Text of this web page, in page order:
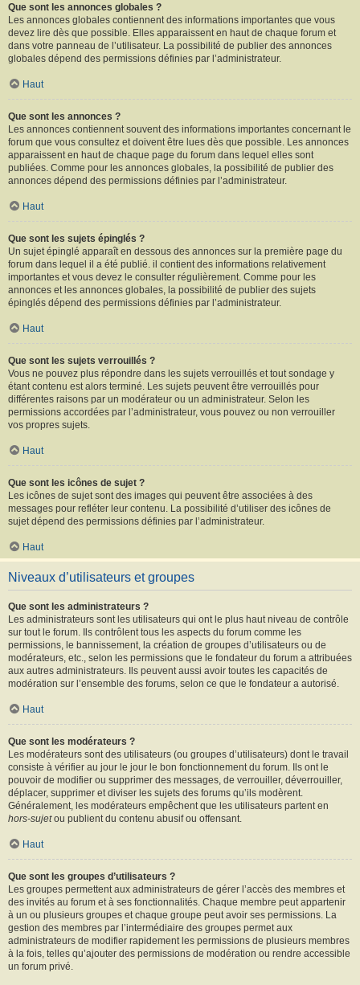
Que sont les annonces globales ?
Les annonces globales contiennent des informations importantes que vous
devez lire dès que possible. Elles apparaissent en haut de chaque forum et
dans votre panneau de l’utilisateur. La possibilité de publier des annonces
globales dépend des permissions définies par l’administrateur.
Haut
Que sont les annonces ?
Les annonces contiennent souvent des informations importantes concernant le
forum que vous consultez et doivent être lues dès que possible. Les annonces
apparaissent en haut de chaque page du forum dans lequel elles sont
publiées. Comme pour les annonces globales, la possibilité de publier des
annonces dépend des permissions définies par l’administrateur.
Haut
Que sont les sujets épinglés ?
Un sujet épinglé apparaît en dessous des annonces sur la première page du
forum dans lequel il a été publié. il contient des informations relativement
importantes et vous devez le consulter régulièrement. Comme pour les
annonces et les annonces globales, la possibilité de publier des sujets
épinglés dépend des permissions définies par l’administrateur.
Haut
Que sont les sujets verrouillés ?
Vous ne pouvez plus répondre dans les sujets verrouillés et tout sondage y
étant contenu est alors terminé. Les sujets peuvent être verrouillés pour
différentes raisons par un modérateur ou un administrateur. Selon les
permissions accordées par l’administrateur, vous pouvez ou non verrouiller
vos propres sujets.
Haut
Que sont les icônes de sujet ?
Les icônes de sujet sont des images qui peuvent être associées à des
messages pour refléter leur contenu. La possibilité d’utiliser des icônes de
sujet dépend des permissions définies par l’administrateur.
Haut
Niveaux d’utilisateurs et groupes
Que sont les administrateurs ?
Les administrateurs sont les utilisateurs qui ont le plus haut niveau de contrôle
sur tout le forum. Ils contrôlent tous les aspects du forum comme les
permissions, le bannissement, la création de groupes d’utilisateurs ou de
modérateurs, etc., selon les permissions que le fondateur du forum a attribuées
aux autres administrateurs. Ils peuvent aussi avoir toutes les capacités de
modération sur l’ensemble des forums, selon ce que le fondateur a autorisé.
Haut
Que sont les modérateurs ?
Les modérateurs sont des utilisateurs (ou groupes d’utilisateurs) dont le travail
consiste à vérifier au jour le jour le bon fonctionnement du forum. Ils ont le
pouvoir de modifier ou supprimer des messages, de verrouiller, déverrouiller,
déplacer, supprimer et diviser les sujets des forums qu’ils modèrent.
Généralement, les modérateurs empêchent que les utilisateurs partent en
hors-sujetou publient du contenu abusif ou offensant.
Haut
Que sont les groupes d’utilisateurs ?
Les groupes permettent aux administrateurs de gérer l’accès des membres et
des invités au forum et à ses fonctionnalités. Chaque membre peut appartenir
à un ou plusieurs groupes et chaque groupe peut avoir ses permissions. La
gestion des membres par l’intermédiaire des groupes permet aux
administrateurs de modifier rapidement les permissions de plusieurs membres
à la fois, telles qu’ajouter des permissions de modération ou rendre accessible
un forum privé.